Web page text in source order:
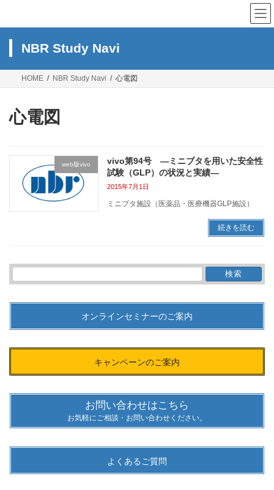
テ
ス
ゲ
ン
NBR Study Navi
HOME NBR Study Navi 心電図
心電図
web版vivo
vivo第94号 ―ミニブタを用いた安全性
試験（GLP）の状況と実績―
2015年7月1日
ミニブタ施設（医薬品・医療機器GLP施設）
続きを読む
検
索:
オンラインセミナーのご案内
キャンペーンのご案内
お問い合わせはこちら
お気軽にご相談・お問い合わせください。
よくあるご質問